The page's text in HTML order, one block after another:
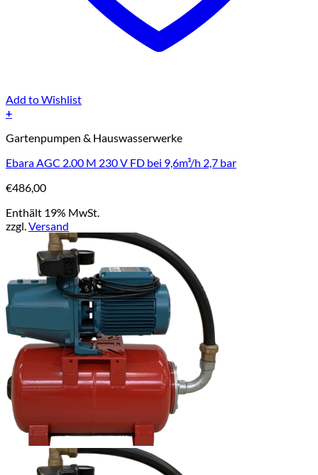
Add to Wishlist
+
Gartenpumpen & Hauswasserwerke
Ebara AGC 2.00 M 230 V FD bei 9,6m³/h 2,7 bar
€486,00
Enthält 19% MwSt.
zzgl.Versand